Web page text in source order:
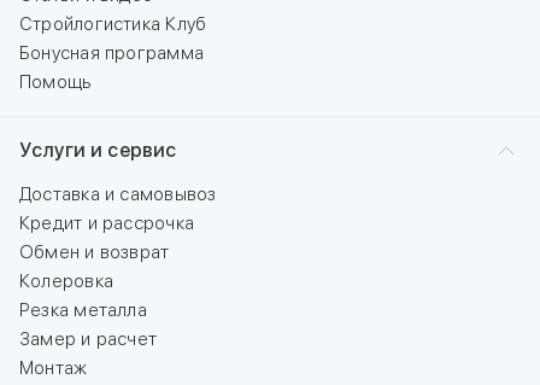
Стройлогистика Клуб
Бонусная программа
Помощь
Услуги и сервис
Доставка и самовывоз
Кредит и рассрочка
Обмен и возврат
Колеровка
Резка металла
Замер и расчет
Монтаж